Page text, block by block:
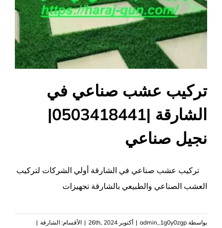
تركيب عشب صناعي في
الشارقة |0503418441|
نجيل صناعي
تركيب عشب صناعي في الشارقة أولي الشركات لتركيب
العشب الصناعي والطبيعي بالشارقة تجهيزات
بواسطة admin_1g0y0zgp
| أكتوبر 26th, 2024 | الأقسام: الشارقة |